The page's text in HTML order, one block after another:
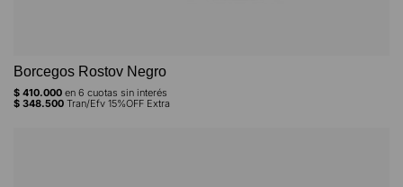
Borcegos Rostov Negro
$ 410.000 en 6 cuotas sin interés
$ 348.500 Tran/Efv 15%OFF Extra